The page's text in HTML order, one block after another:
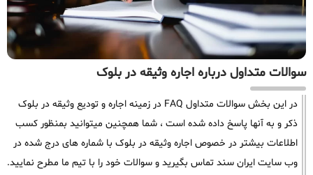
سوالات متداول درباره اجاره وثیقه در بلوک
در این بخش سوالات متداول FAQ در زمینه اجاره و تودیع وثیقه در بلوک
ذکر و به آنها پاسخ داده شده است ، شما همچنین میتوانید بمنظور کسب
اطلاعات بیشتر در خصوص اجاره وثیقه در بلوک با شماره های درج شده در
وب سایت ایران سند تماس بگیرید و سوالات خود را با تیم ما مطرح نمایید.